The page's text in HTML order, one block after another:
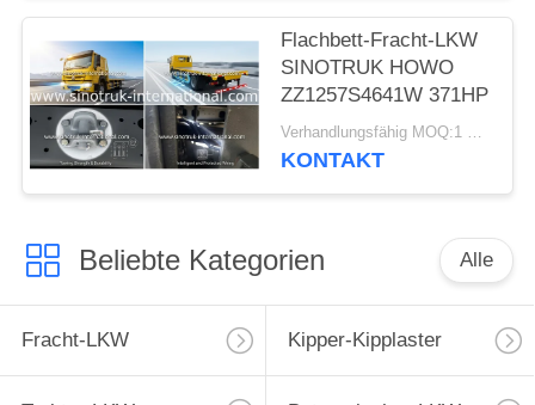
Flachbett-Fracht-LKW
SINOTRUK HOWO
ZZ1257S4641W 371HP
Verhandlungsfähig MOQ:1 Einheit
KONTAKT
Beliebte Kategorien Alle
Fracht-LKW Kipper-Kipplaster